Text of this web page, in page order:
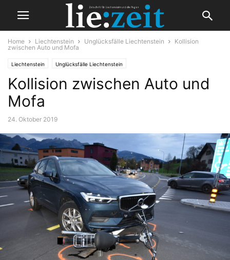
Home Liechtenstein Unglücksfälle Liechtenstein
Kollision
zwischen Auto und Mofa
Liechtenstein Unglücksfälle Liechtenstein
Kollision zwischen Auto und
Mofa
24. Oktober 2019